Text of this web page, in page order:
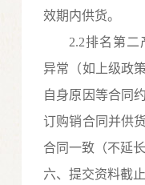
效期内供货。
2.2排名第二
异常（如上级政
自身原因等合同
订购销合同并供
合同一致（不延长
六、提交资料截